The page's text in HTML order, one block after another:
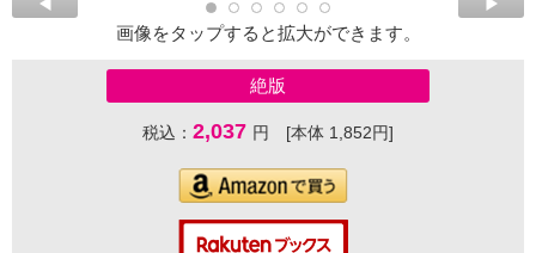
画像をタップすると拡大ができます。
絶版
税込： 2,037 円 [本体 1,852円]